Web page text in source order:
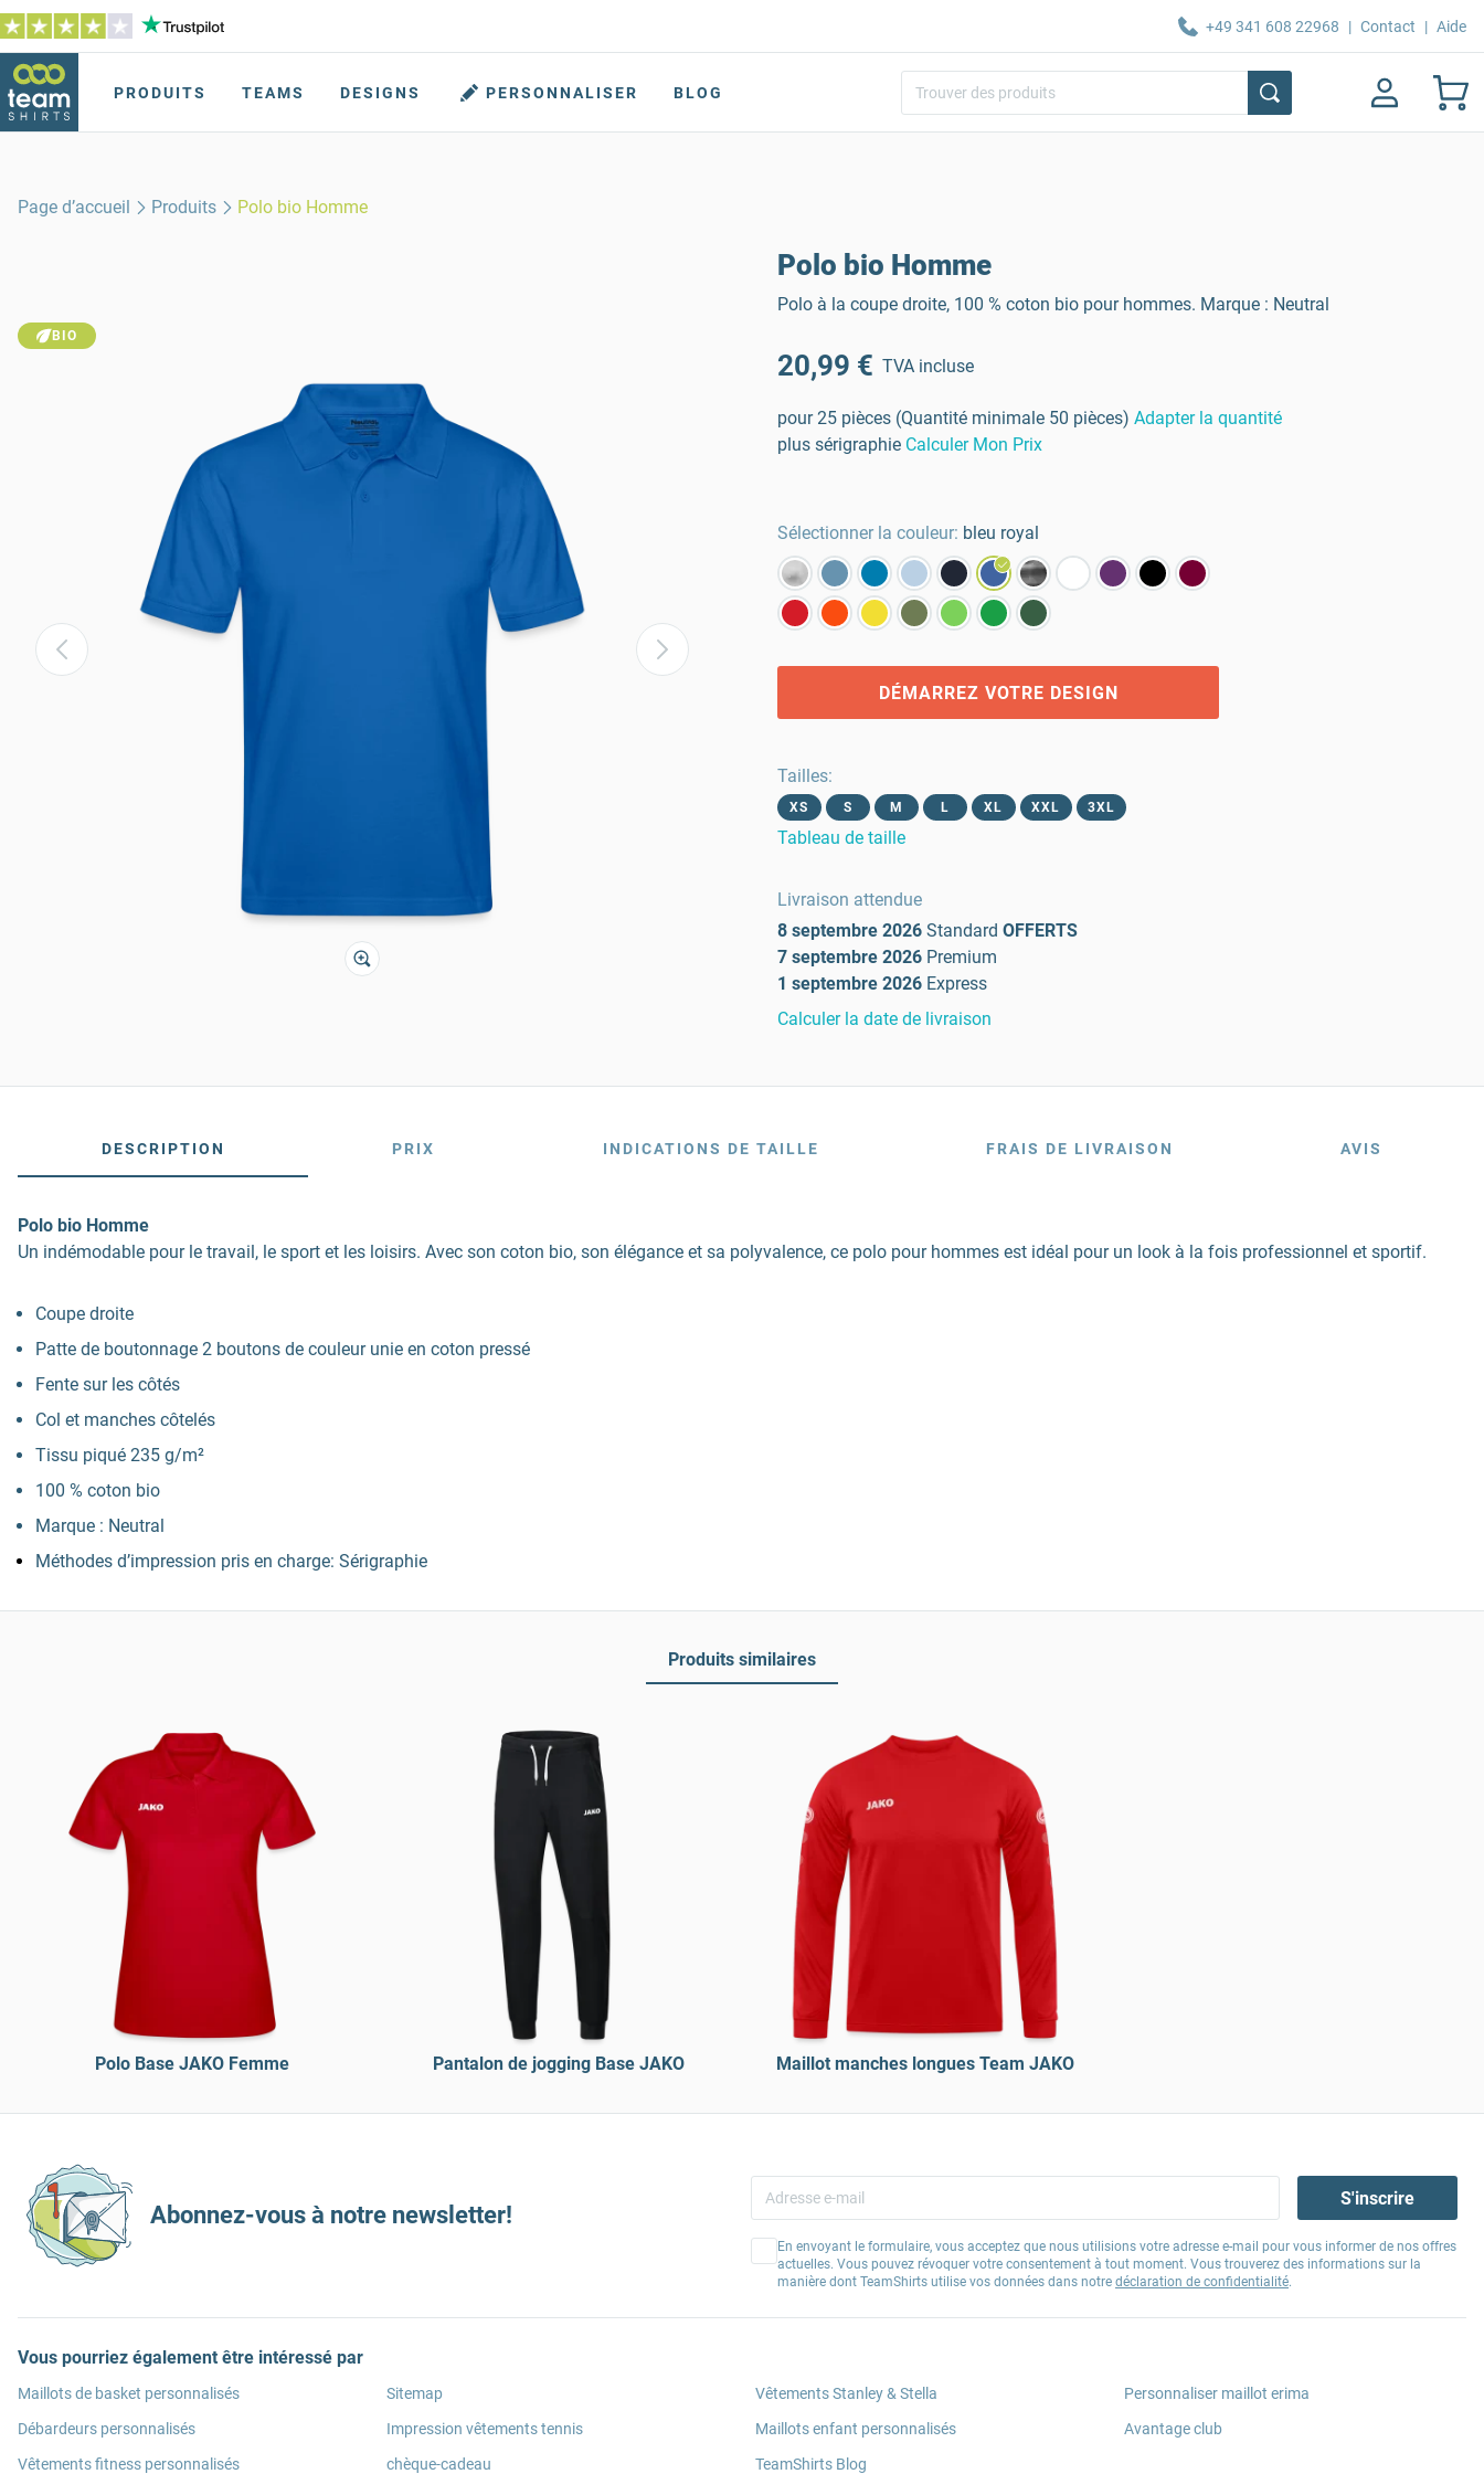
+49 341 608 22968 | Contact | Aide
PRODUITS TEAMS DESIGNS PERSONNALISER BLOG
Page d’accueil Produits Polo bio Homme
BIO
Polo bio Homme
Polo à la coupe droite, 100 % coton bio pour hommes. Marque : Neutral
20,99 € TVA incluse
pour 25 pièces (Quantité minimale 50 pièces) Adapter la quantité
plus sérigraphie Calculer Mon Prix
Sélectionner la couleur: bleu royal
DÉMARREZ VOTRE DESIGN
Tailles:
XS S M L XL XXL 3XL
Tableau de taille
Livraison attendue
8 septembre 2026 Standard OFFERTS
7 septembre 2026 Premium
1 septembre 2026 Express
Calculer la date de livraison
DESCRIPTION PRIX INDICATIONS DE TAILLE FRAIS DE LIVRAISON AVIS
Polo bio Homme
Un indémodable pour le travail, le sport et les loisirs. Avec son coton bio, son élégance et sa polyvalence, ce polo pour hommes est idéal pour un look à la fois professionnel et sportif.
Coupe droite
Patte de boutonnage 2 boutons de couleur unie en coton pressé
Fente sur les côtés
Col et manches côtelés
Tissu piqué 235 g/m²
100 % coton bio
Marque : Neutral
Méthodes d’impression pris en charge: Sérigraphie
Produits similaires
Polo Base JAKO Femme Pantalon de jogging Base JAKO Maillot manches longues Team JAKO
Abonnez-vous à notre newsletter!
S'inscrire
En envoyant le formulaire, vous acceptez que nous utilisions votre adresse e-mail pour vous informer de nos offres
actuelles. Vous pouvez révoquer votre consentement à tout moment. Vous trouverez des informations sur la
manière dont TeamShirts utilise vos données dans notre déclaration de confidentialité.
Vous pourriez également être intéressé par
Maillots de basket personnalisés
Débardeurs personnalisés
Vêtements fitness personnalisés
Sitemap
Impression vêtements tennis
chèque-cadeau
Vêtements Stanley & Stella
Maillots enfant personnalisés
TeamShirts Blog
Personnaliser maillot erima
Avantage club